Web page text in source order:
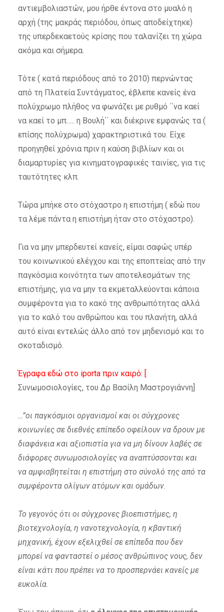
αντιεμβολιαστών, μου ήρθε έντονα στο μυαλό η
αρχή (της μακράς περιόδου, όπως αποδείχτηκε)
της υπερδεκαετούς κρίσης που ταλανίζει τη χώρα
ακόμα και σήμερα.
Τότε ( κατά περιόδους από το 2010) περνώντας
από τη Πλατεία Συντάγματος, έβλεπε κανείς ένα
πολύχρωμο πλήθος να φωνάζει με ρυθμό ΄΄να καεί
να καεί το μπ….. η Βουλή΄΄ και διέκρινε εμφανώς τα (
επίσης πολύχρωμα) χαρακτηριστικά του. Είχε
προηγηθεί χρόνια πριν η καύση βιβλίων και οι
διαμαρτυρίες για κινηματογραφικές ταινίες, για τις
ταυτότητες κλπ.
Τώρα μπήκε στο στόχαστρο η επιστήμη ( εδώ που
τα λέμε πάντα η επιστήμη ήταν στο στόχαστρο).
Για να μην μπερδευτεί κανείς, είμαι σαφώς υπέρ
του κοινωνικού ελέγχου και της εποπτείας από την
παγκόσμια κοινότητα των αποτελεσμάτων της
επιστήμης, για να μην τα εκμεταλλεύονται κάποια
συμφέροντα για το κακό της ανθρωπότητας αλλά
για το καλό του ανθρώπου και του πλανήτη, αλλά
αυτό είναι εντελώς άλλο από τον μηδενισμό και το
σκοταδισμό.
Έγραφα εδώ στο iporta πριν καιρό: [
Συνωμοσιολογίες, του Δρ Βασίλη Μαστρογιάννη]
…”οι παγκόσμιοι οργανισμοί και οι σύγχρονες
κοινωνίες σε διεθνές επίπεδο οφείλουν να δρουν με
διαφάνεια και αξιοπιστία για να μη δίνουν λαβές σε
διάφορες συνωμοσιολογίες να αναπτύσσονται και
να αμφισβητείται η επιστήμη στο σύνολό της από τα
συμφέροντα ολίγων ατόμων και ομάδων.
Το γεγονός ότι οι σύγχρονες βιοεπιστήμες, η
βιοτεχνολογία, η νανοτεχνολογία, η κβαντική
μηχανική, έχουν εξελιχθεί σε επίπεδα που δεν
μπορεί να φανταστεί ο μέσος ανθρώπινος νους, δεν
είναι κάτι που πρέπει να το προσπερνάει κανείς με
ευκολία.